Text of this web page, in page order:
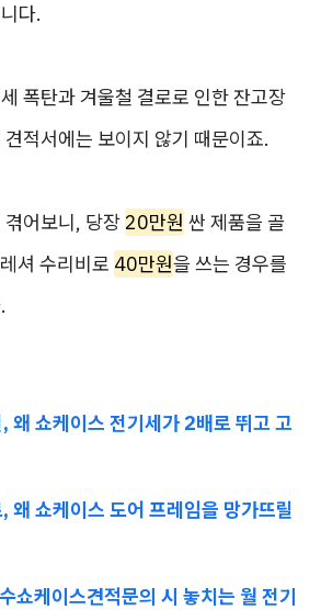
다.
폭탄과 겨울철 결로로 인한 잔고장
적서에는 보이지 않기 때문이죠.
어보니, 당장 20만원 싼 제품을 골
셔 수리비로 40만원을 쓰는 경우를
왜 쇼케이스 전기세가 2배로 뛰고 고
왜 쇼케이스 도어 프레임을 망가뜨릴
쇼케이스견적문의 시 놓치는 월 전기